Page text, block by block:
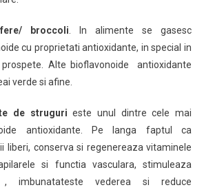
broccoli . In alimente se gasesc
cu proprietati antioxidante, in special in
Alte bioflavonoide antioxidante
verde si afine.
de struguri este unul dintre cele mai
antioxidante. Pe langa faptul ca
liberi, conserva si regenereaza vitaminele
si functia vasculara, stimuleaza
, imbunatateste vederea si reduce